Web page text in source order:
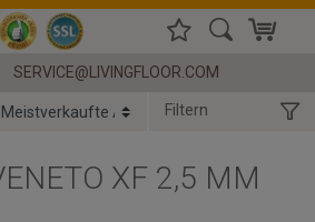
SERVICE@LIVINGFLOOR.COM
Filtern
XF 2,5 MM